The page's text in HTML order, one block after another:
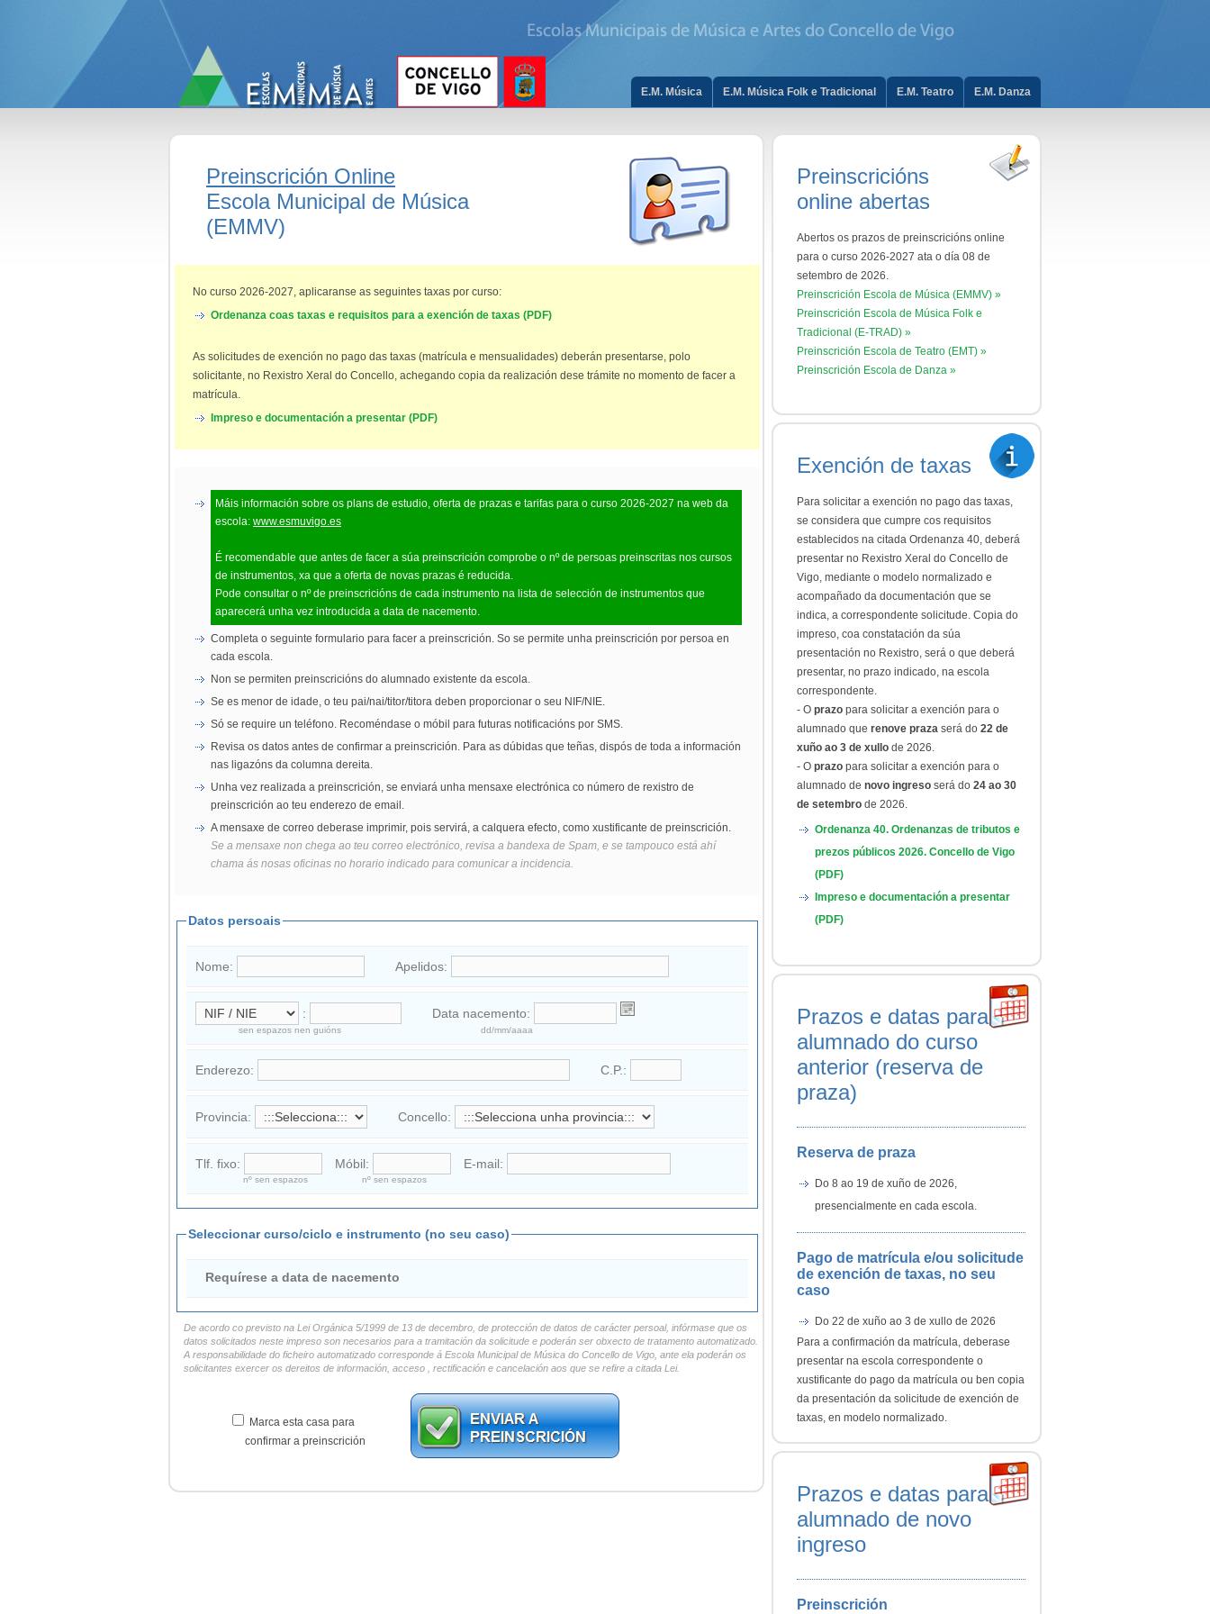
E.M. Música E.M. Música Folk e Tradicional E.M. Teatro E.M. Danza
Preinscrición Online
Escola Municipal de Música
(EMMV)
No curso 2026-2027, aplicaranse as seguintes taxas por curso:
Ordenanza coas taxas e requisitos para a exención de taxas (PDF)
As solicitudes de exención no pago das taxas (matrícula e mensualidades) deberán presentarse, polo
solicitante, no Rexistro Xeral do Concello, achegando copia da realización dese trámite no momento de facer a
matrícula.
Impreso e documentación a presentar (PDF)
Máis información sobre os plans de estudio, oferta de prazas e tarifas para o curso 2026-2027 na web da
escola: www.esmuvigo.es
É recomendable que antes de facer a súa preinscrición comprobe o nº de persoas preinscritas nos cursos
de instrumentos, xa que a oferta de novas prazas é reducida.
Pode consultar o nº de preinscricións de cada instrumento na lista de selección de instrumentos que
aparecerá unha vez introducida a data de nacemento.
Completa o seguinte formulario para facer a preinscrición. So se permite unha preinscrición por persoa en
cada escola.
Non se permiten preinscricións do alumnado existente da escola.
Se es menor de idade, o teu pai/nai/titor/titora deben proporcionar o seu NIF/NIE.
Só se require un teléfono. Recoméndase o móbil para futuras notificacións por SMS.
Revisa os datos antes de confirmar a preinscrición. Para as dúbidas que teñas, dispós de toda a información
nas ligazóns da columna dereita.
Unha vez realizada a preinscrición, se enviará unha mensaxe electrónica co número de rexistro de
preinscrición ao teu enderezo de email.
A mensaxe de correo deberase imprimir, pois servirá, a calquera efecto, como xustificante de preinscrición.
Se a mensaxe non chega ao teu correo electrónico, revisa a bandexa de Spam, e se tampouco está ahí
chama ás nosas oficinas no horario indicado para comunicar a incidencia.
Datos persoais
Nome: Apelidos:
: Data nacemento:
sen espazos nen guións dd/mm/aaaa
Enderezo: C.P.:
Provincia: Concello:
Tlf. fixo: Móbil: E-mail:
nº sen espazos nº sen espazos
Seleccionar curso/ciclo e instrumento (no seu caso)
Requírese a data de nacemento
De acordo co previsto na Lei Orgánica 5/1999 de 13 de decembro, de protección de datos de carácter persoal, infórmase que os
datos solicitados neste impreso son necesarios para a tramitación da solicitude e poderán ser obxecto de tratamento automatizado.
A responsabilidade do ficheiro automatizado corresponde á Escola Municipal de Música do Concello de Vigo, ante ela poderán os
solicitantes exercer os dereitos de información, acceso , rectificación e cancelación aos que se refire a citada Lei.
Marca esta casa para
confirmar a preinscrición
Preinscricións
online abertas
Abertos os prazos de preinscricións online
para o curso 2026-2027 ata o día 08 de
setembro de 2026.
Preinscrición Escola de Música (EMMV) »
Preinscrición Escola de Música Folk e
Tradicional (E-TRAD) »
Preinscrición Escola de Teatro (EMT) »
Preinscrición Escola de Danza »
Exención de taxas
Para solicitar a exención no pago das taxas,
se considera que cumpre cos requisitos
establecidos na citada Ordenanza 40, deberá
presentar no Rexistro Xeral do Concello de
Vigo, mediante o modelo normalizado e
acompañado da documentación que se
indica, a correspondente solicitude. Copia do
impreso, coa constatación da súa
presentación no Rexistro, será o que deberá
presentar, no prazo indicado, na escola
correspondente.
- O prazo para solicitar a exención para o
alumnado que renove praza será do 22 de
xuño ao 3 de xullo de 2026.
- O prazo para solicitar a exención para o
alumnado de novo ingreso será do 24 ao 30
de setembro de 2026.
Ordenanza 40. Ordenanzas de tributos e
prezos públicos 2026. Concello de Vigo
(PDF)
Impreso e documentación a presentar
(PDF)
Prazos e datas para
alumnado do curso
anterior (reserva de
praza)
Reserva de praza
Do 8 ao 19 de xuño de 2026,
presencialmente en cada escola.
Pago de matrícula e/ou solicitude
de exención de taxas, no seu
caso
Do 22 de xuño ao 3 de xullo de 2026
Para a confirmación da matrícula, deberase
presentar na escola correspondente o
xustificante do pago da matrícula ou ben copia
da presentación da solicitude de exención de
taxas, en modelo normalizado.
Prazos e datas para
alumnado de novo
ingreso
Preinscrición